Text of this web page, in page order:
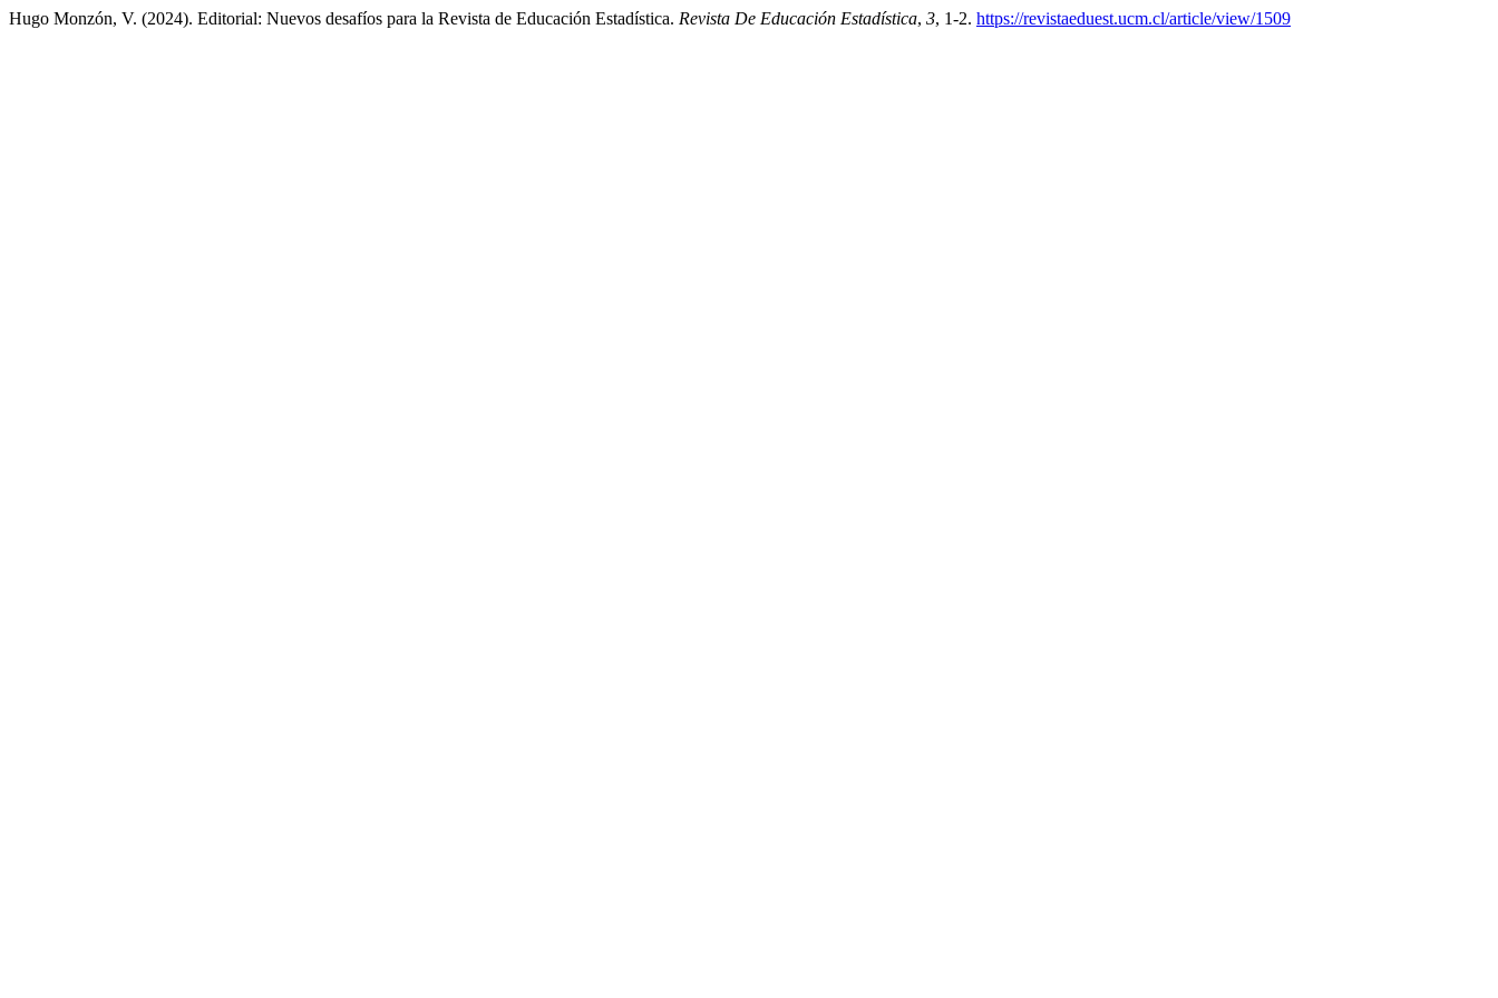
Hugo Monzón, V. (2024). Editorial: Nuevos desafíos para la Revista de Educación Estadística. Revista De Educación Estadística, 3, 1-2. https://revistaeduest.ucm.cl/article/view/1509